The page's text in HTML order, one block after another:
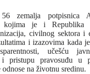
zemalja potpisnica
kojima je i Republika
civilnog sektora i
i izazovima kada
učešću
pristupu pravosuđu u
na životnu sredinu.